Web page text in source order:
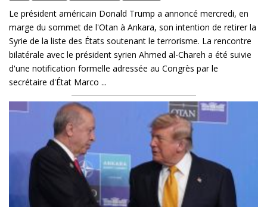
Le président américain Donald Trump a annoncé mercredi, en
marge du sommet de l'Otan à Ankara, son intention de retirer la
Syrie de la liste des États soutenant le terrorisme. La rencontre
bilatérale avec le président syrien Ahmed al-Chareh a été suivie
d'une notification formelle adressée au Congrès par le
secrétaire d'État Marco ...